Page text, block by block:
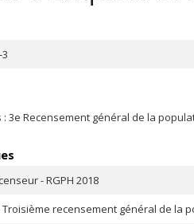
3e Recensement général de la
- RGPH 2018
recensement général de la